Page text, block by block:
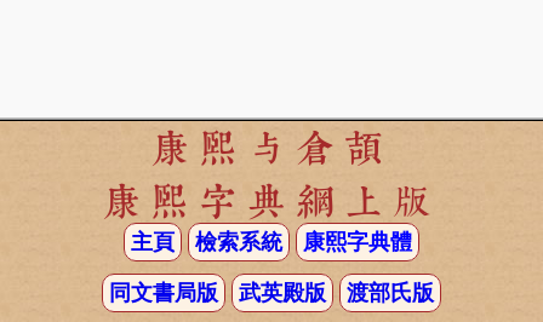
康熙与倉頡
康熙字典網上版
主頁 檢索系統 康熙字典體
同文書局版 武英殿版 渡部氏版